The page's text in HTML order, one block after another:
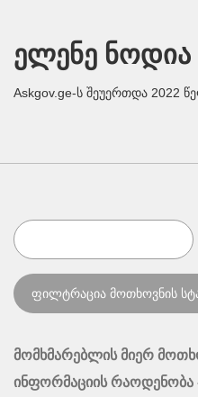
ელენე ნოდია
Askgov.ge-ს შეუერთდა 2022
მომხმარებლის მიერ
ინფორმაციის რაოდენობა